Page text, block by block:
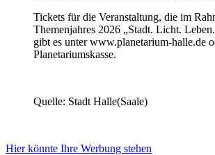
Tickets für die Veranstaltung, die im
Themenjahres 2026 „Stadt. Licht.
gibt es unter www.planetarium-halle.de
Planetariumskasse.
Quelle: Stadt Halle(Saale)
Hier könnte Ihre Werbung stehen